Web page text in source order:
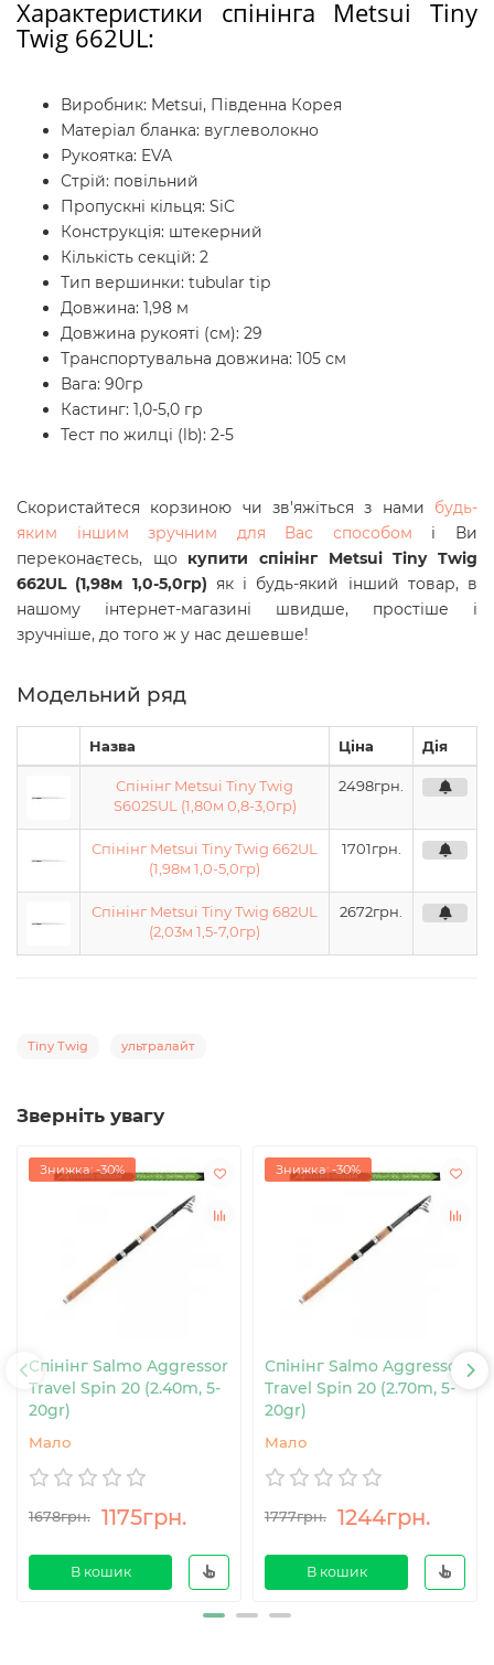
Характеристики спінінга Metsui Tiny
Twig 662UL:
Виробник: Metsui, Південна Корея
Матеріал бланка: вуглеволокно
Рукоятка: EVA
Стрій: повільний
Пропускні кільця: SiC
Конструкція: штекерний
Кількість секцій: 2
Тип вершинки: tubular tip
Довжина: 1,98 м
Довжина рукояті (см): 29
Транспортувальна довжина: 105 см
Вага: 90гр
Кастинг: 1,0-5,0 гр
Тест по жилці (lb): 2-5
Скористайтеся корзиною чи зв'яжіться з нами будь-
яким іншим зручним для Вас способом і Ви
переконаєтесь, що купити спінінг Metsui Tiny Twig
662UL (1,98м 1,0-5,0гр) як і будь-який інший товар, в
нашому інтернет-магазині швидше, простіше і
зручніше, до того ж у нас дешевше!
Модельний ряд
Назва Ціна Дія
Спінінг Metsui Tiny Twig
S602SUL (1,80м 0,8-3,0гр)
2498грн.
Спінінг Metsui Tiny Twig 662UL
(1,98м 1,0-5,0гр)
1701грн.
Спінінг Metsui Tiny Twig 682UL
(2,03м 1,5-7,0гр)
2672грн.
Tiny Twig ультралайт
Зверніть увагу
Знижка: -30%
Спінінг Salmo Aggressor
Travel Spin 20 (2.40m, 5-
20gr)
Мало
1678грн. 1175грн.
В кошик
Знижка: -30%
Спінінг Salmo Aggressor
Travel Spin 20 (2.70m, 5-
20gr)
Мало
1777грн. 1244грн.
В кошик